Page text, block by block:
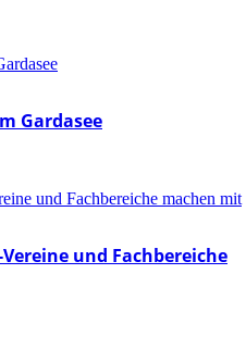
Gardasee
und Fachbereiche